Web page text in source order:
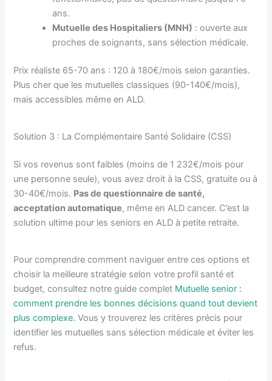
ans.
Mutuelle des Hospitaliers (MNH) : ouverte aux
proches de soignants, sans sélection médicale.
Prix réaliste 65-70 ans : 120 à 180€/mois selon garanties.
Plus cher que les mutuelles classiques (90-140€/mois),
mais accessibles même en ALD.
Solution 3 : La Complémentaire Santé Solidaire (CSS)
Si vos revenus sont faibles (moins de 1 232€/mois pour
une personne seule), vous avez droit à la CSS, gratuite ou à
30-40€/mois. Pas de questionnaire de santé,
acceptation automatique, même en ALD cancer. C’est la
solution ultime pour les seniors en ALD à petite retraite.
Pour comprendre comment naviguer entre ces options et
choisir la meilleure stratégie selon votre profil santé et
budget, consultez notre guide complet Mutuelle senior :
comment prendre les bonnes décisions quand tout devient
plus complexe. Vous y trouverez les critères précis pour
identifier les mutuelles sans sélection médicale et éviter les
refus.